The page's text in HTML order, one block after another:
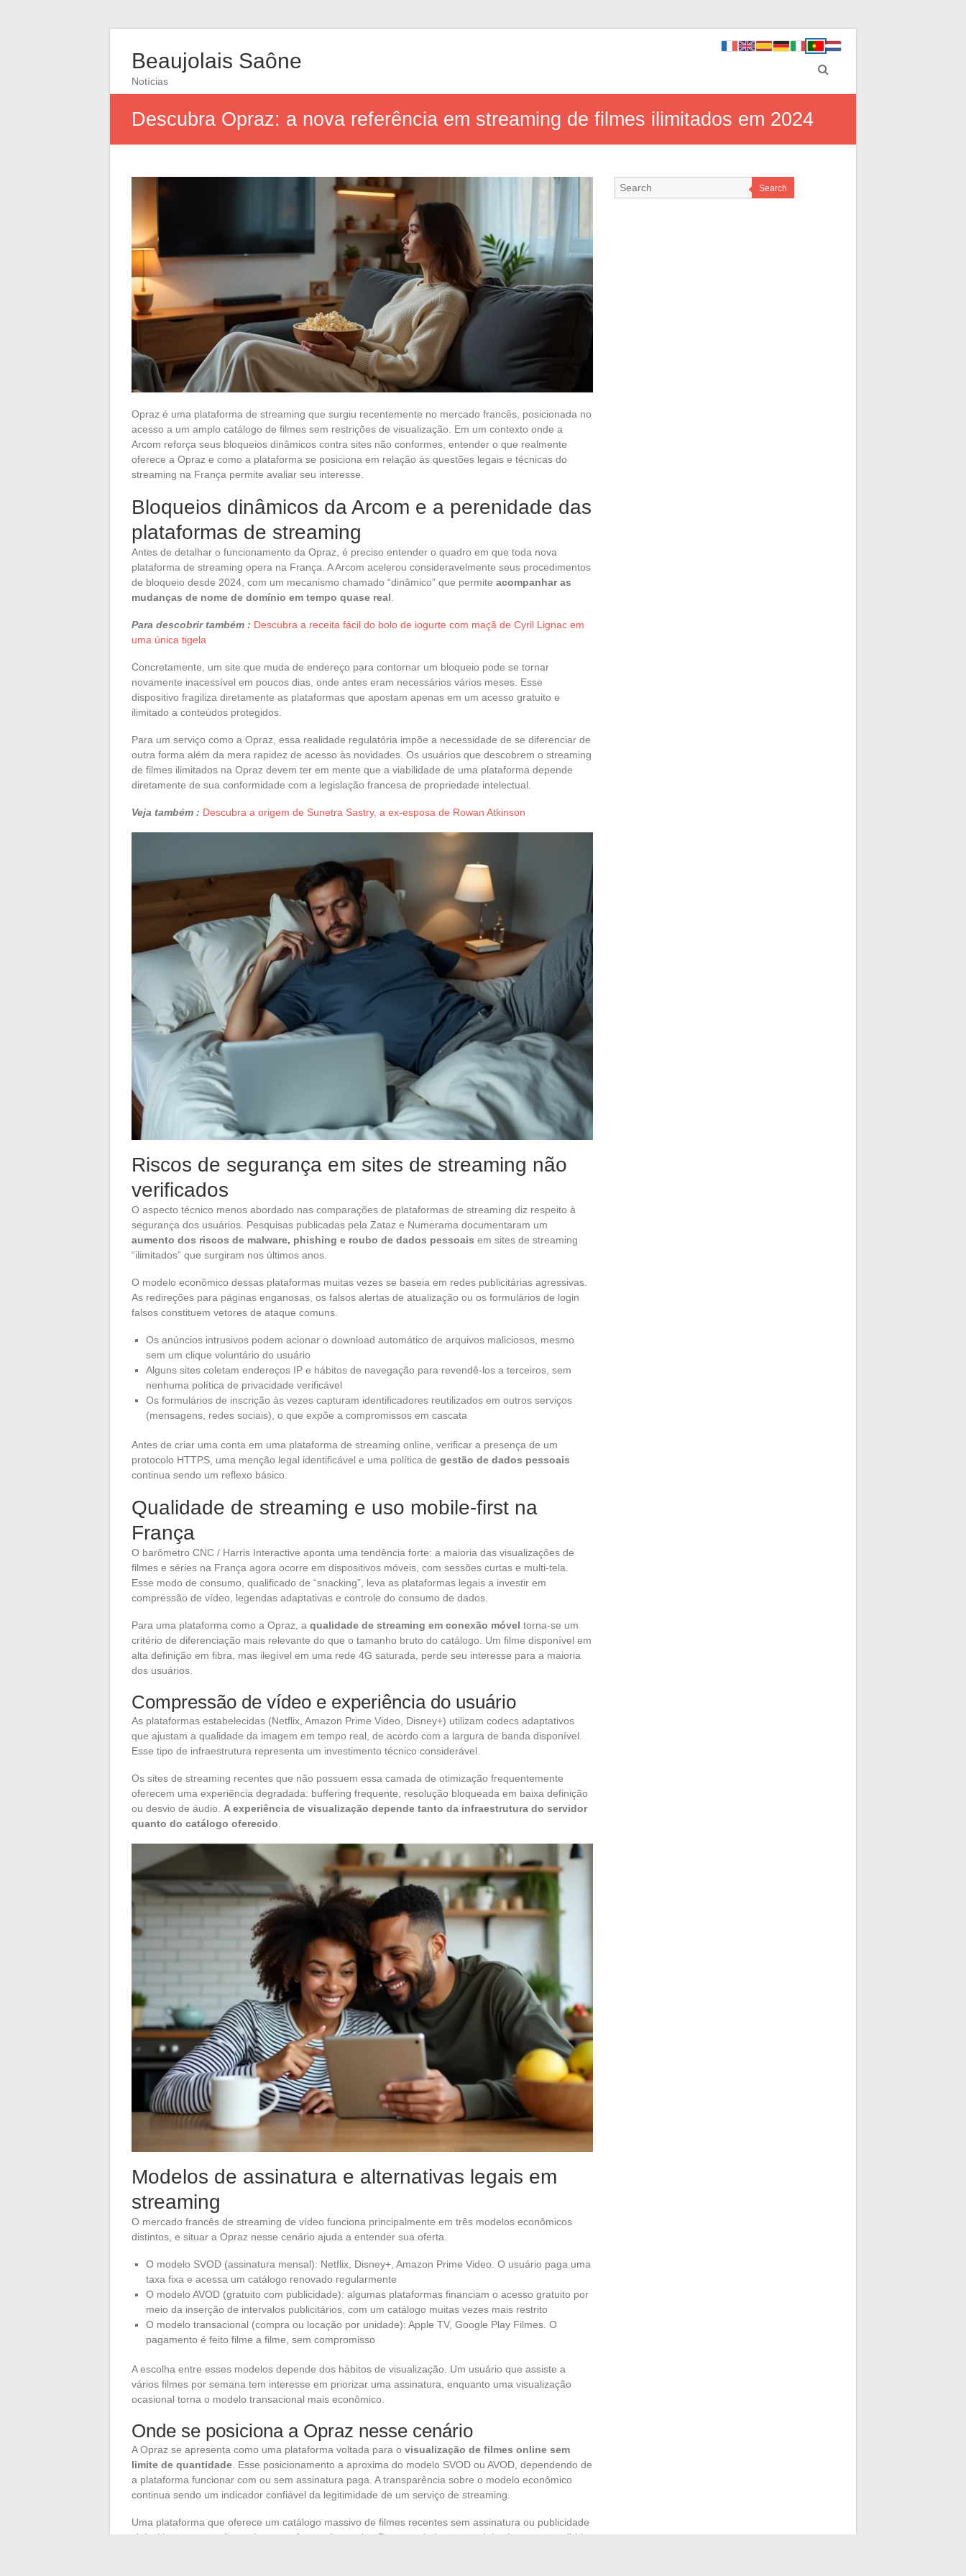
Beaujolais Saône
Notícias
Descubra Opraz: a nova referência em streaming de filmes ilimitados em 2024
Opraz é uma plataforma de streaming que surgiu recentemente no mercado francês, posicionada no
acesso a um amplo catálogo de filmes sem restrições de visualização. Em um contexto onde a
Arcom reforça seus bloqueios dinâmicos contra sites não conformes, entender o que realmente
oferece a Opraz e como a plataforma se posiciona em relação às questões legais e técnicas do
streaming na França permite avaliar seu interesse.
Bloqueios dinâmicos da Arcom e a perenidade das
plataformas de streaming
Antes de detalhar o funcionamento da Opraz, é preciso entender o quadro em que toda nova
plataforma de streaming opera na França. A Arcom acelerou consideravelmente seus procedimentos
de bloqueio desde 2024, com um mecanismo chamado “dinâmico” que permite acompanhar as
mudanças de nome de domínio em tempo quase real
Para descobrir também : Descubra a receita fácil do bolo de iogurte com maçã de Cyril Lignac em
uma única tigela
Concretamente, um site que muda de endereço para contornar um bloqueio pode se tornar
novamente inacessível em poucos dias, onde antes eram necessários vários meses. Esse
dispositivo fragiliza diretamente as plataformas que apostam apenas em um acesso gratuito e
ilimitado a conteúdos protegidos.
Para um serviço como a Opraz, essa realidade regulatória impõe a necessidade de se diferenciar de
outra forma além da mera rapidez de acesso às novidades. Os usuários que descobrem o streaming
de filmes ilimitados na Opraz devem ter em mente que a viabilidade de uma plataforma depende
diretamente de sua conformidade com a legislação francesa de propriedade intelectual.
Veja também : Descubra a origem de Sunetra Sastry, a ex-esposa de Rowan Atkinson
Riscos de segurança em sites de streaming não
verificados
O aspecto técnico menos abordado nas comparações de plataformas de streaming diz respeito à
segurança dos usuários. Pesquisas publicadas pela Zataz e Numerama documentaram um
aumento dos riscos de malware, phishing e roubo de dados pessoais em sites de streaming
“ilimitados” que surgiram nos últimos anos.
O modelo econômico dessas plataformas muitas vezes se baseia em redes publicitárias agressivas.
As redireções para páginas enganosas, os falsos alertas de atualização ou os formulários de login
falsos constituem vetores de ataque comuns.
Os anúncios intrusivos podem acionar o download automático de arquivos maliciosos, mesmo
sem um clique voluntário do usuário
Alguns sites coletam endereços IP e hábitos de navegação para revendê-los a terceiros, sem
nenhuma política de privacidade verificável
Os formulários de inscrição às vezes capturam identificadores reutilizados em outros serviços
(mensagens, redes sociais), o que expõe a compromissos em cascata
Antes de criar uma conta em uma plataforma de streaming online, verificar a presença de um
protocolo HTTPS, uma menção legal identificável e uma política de gestão de dados pessoais
continua sendo um reflexo básico.
Qualidade de streaming e uso mobile-first na
França
O barômetro CNC / Harris Interactive aponta uma tendência forte: a maioria das visualizações de
filmes e séries na França agora ocorre em dispositivos móveis, com sessões curtas e multi-tela.
Esse modo de consumo, qualificado de “snacking”, leva as plataformas legais a investir em
compressão de vídeo, legendas adaptativas e controle do consumo de dados.
Para uma plataforma como a Opraz, a qualidade de streaming em conexão móvel torna-se um
critério de diferenciação mais relevante do que o tamanho bruto do catálogo. Um filme disponível em
alta definição em fibra, mas ilegível em uma rede 4G saturada, perde seu interesse para a maioria
dos usuários.
Compressão de vídeo e experiência do usuário
As plataformas estabelecidas (Netflix, Amazon Prime Video, Disney+) utilizam codecs adaptativos
que ajustam a qualidade da imagem em tempo real, de acordo com a largura de banda disponível.
Esse tipo de infraestrutura representa um investimento técnico considerável.
Os sites de streaming recentes que não possuem essa camada de otimização frequentemente
oferecem uma experiência degradada: buffering frequente, resolução bloqueada em baixa definição
ou desvio de áudio. A experiência de visualização depende tanto da infraestrutura do servidor
quanto do catálogo oferecido.
Modelos de assinatura e alternativas legais em
streaming
O mercado francês de streaming de vídeo funciona principalmente em três modelos econômicos
distintos, e situar a Opraz nesse cenário ajuda a entender sua oferta.
O modelo SVOD (assinatura mensal): Netflix, Disney+, Amazon Prime Video. O usuário paga uma
taxa fixa e acessa um catálogo renovado regularmente
O modelo AVOD (gratuito com publicidade): algumas plataformas financiam o acesso gratuito por
meio da inserção de intervalos publicitários, com um catálogo muitas vezes mais restrito
O modelo transacional (compra ou locação por unidade): Apple TV, Google Play Filmes. O
pagamento é feito filme a filme, sem compromisso
A escolha entre esses modelos depende dos hábitos de visualização. Um usuário que assiste a
vários filmes por semana tem interesse em priorizar uma assinatura, enquanto uma visualização
ocasional torna o modelo transacional mais econômico.
Onde se posiciona a Opraz nesse cenário
A Opraz se apresenta como uma plataforma voltada para o visualização de filmes online sem
limite de quantidade . Esse posicionamento a aproxima do modelo SVOD ou AVOD, dependendo de
a plataforma funcionar com ou sem assinatura paga. A transparência sobre o modelo econômico
continua sendo um indicador confiável da legitimidade de um serviço de streaming.
Uma plataforma que oferece um catálogo massivo de filmes recentes sem assinatura ou publicidade
visível levanta questões sobre suas fontes de receita. Por outro lado, um modelo claramente exibido
Search